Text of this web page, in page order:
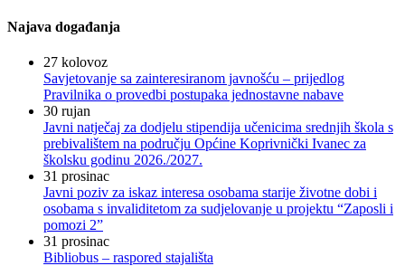
Najava događanja
27 kolovoz
Savjetovanje sa zainteresiranom javnošću – prijedlog
Pravilnika o provedbi postupaka jednostavne nabave
30 rujan
Javni natječaj za dodjelu stipendija učenicima srednjih škola s
prebivalištem na području Općine Koprivnički Ivanec za
školsku godinu 2026./2027.
31 prosinac
Javni poziv za iskaz interesa osobama starije životne dobi i
osobama s invaliditetom za sudjelovanje u projektu “Zaposli i
pomozi 2”
31 prosinac
Bibliobus – raspored stajališta